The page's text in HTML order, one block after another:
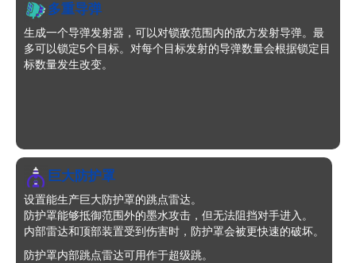
多重导弹
生成一个导弹发射器，可以对锁敌范围内的敌方发射导弹。最
多可以锁定5个目标。对每个目标发射的导弹数量会根据锁定目
标数量发生改变。
巨大防护罩
设置能生产巨大防护罩的跳点雷达。
防护罩能够抵御范围外的墨水攻击，但无法阻挡对手进入。
内部雷达和顶部装置受到伤害时，防护罩会被更快速的破坏。
防护罩内部跳点雷达可用作于超级跳。